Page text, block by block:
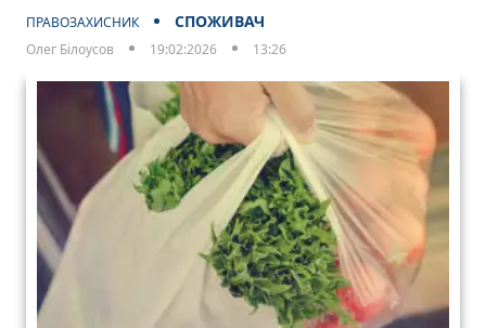
ПРАВОЗАХИСНИК СПОЖИВАЧ
Олег Білоусов 19:02:2026 13:26